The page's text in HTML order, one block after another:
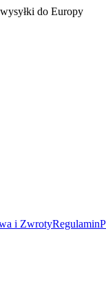
do Europy
i ZwrotyRegulamin